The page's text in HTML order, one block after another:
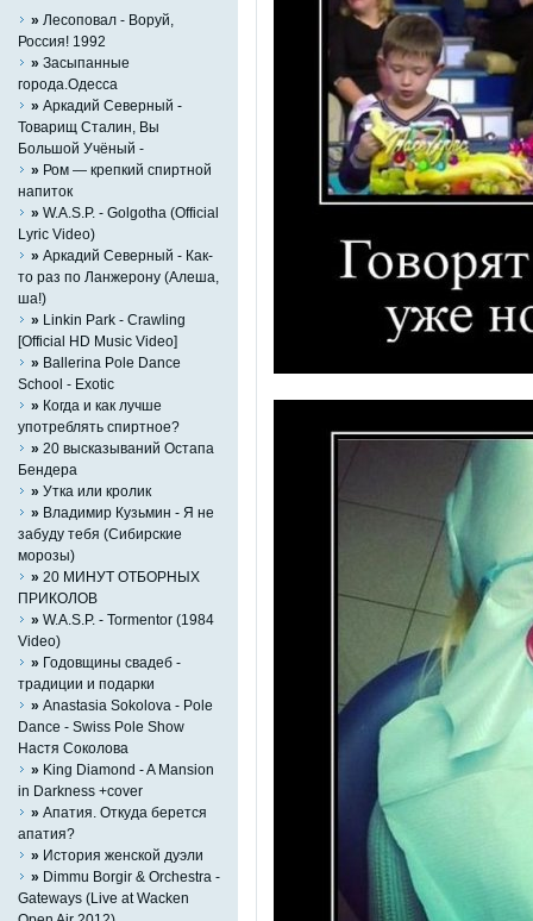
» Лесоповал - Воруй,
Россия! 1992
» Засыпанные
города.Одесса
» Аркадий Северный -
Товарищ Сталин, Вы
Большой Учёный -
» Ром — крепкий спиртной
напиток
» W.A.S.P. - Golgotha (Official
Lyric Video)
» Аркадий Северный - Как-
то раз по Ланжерону (Алеша,
ша!)
» Linkin Park - Crawling
[Official HD Music Video]
» Ballerina Pole Dance
School - Exotic
» Когда и как лучше
употреблять спиртное?
» 20 высказываний Остапа
Бендера
» Утка или кролик
» Владимир Кузьмин - Я не
забуду тебя (Сибирские
морозы)
» 20 МИНУТ ОТБОРНЫХ
ПРИКОЛОВ
» W.A.S.P. - Tormentor (1984
Video)
» Годовщины свадеб -
традиции и подарки
» Anastasia Sokolova - Pole
Dance - Swiss Pole Show
Настя Соколова
» King Diamond - A Mansion
in Darkness +cover
» Апатия. Откуда берется
апатия?
» История женской дуэли
» Dimmu Borgir & Orchestra -
Gateways (Live at Wacken